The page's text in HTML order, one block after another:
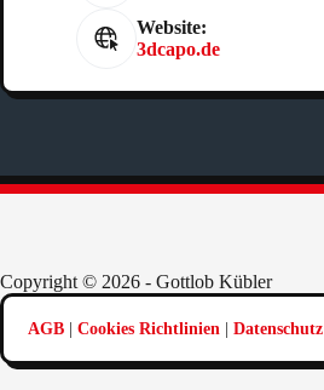
Website:
3dcapo.de
Copyright © 2026 - Gottlob Kübler
AGB | Cookies Richtlinien | Datenschutz